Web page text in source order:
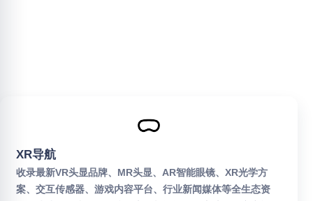
XR导航
收录最新VR头显品牌、MR头显、AR智能眼镜、XR光学方
案、交互传感器、游戏内容平台、行业新闻媒体等全生态资